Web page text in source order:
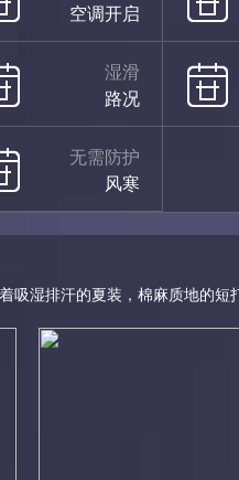
空调开启
湿滑
路况
无需防护
风寒
吸湿排汗的夏装，棉麻质地的短